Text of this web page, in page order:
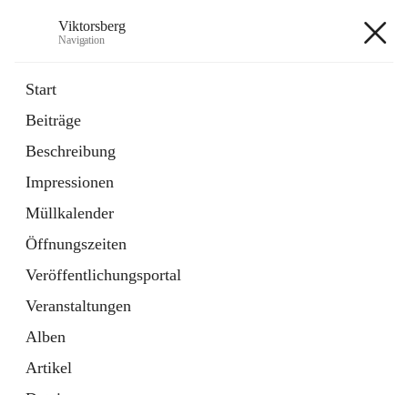
Viktorsberg
Navigation
Start
Beiträge
Beschreibung
Impressionen
Müllkalender
Öffnungszeiten
Veröffentlichungsportal
Veranstaltungen
Alben
Artikel
1 Schnellzugriff
Bürgerservice
10 Schnellzugriffe